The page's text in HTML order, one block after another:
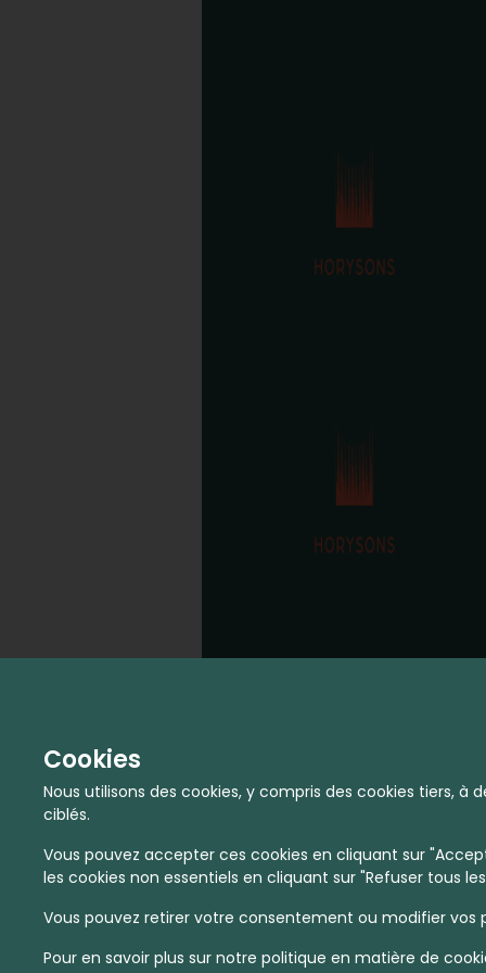
Cookies
Nous utilisons des cookies, y compris des cookies tiers,
ciblés.
Vous pouvez accepter ces cookies en cliquant sur
les cookies non essentiels en cliquant sur "Refuser tous
Vous pouvez retirer votre consentement ou modifier
Pour en savoir plus sur notre politique en matière de